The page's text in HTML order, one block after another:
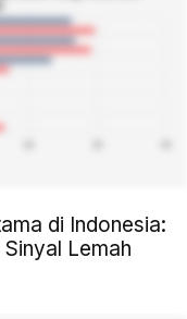
di Indonesia:
Lemah